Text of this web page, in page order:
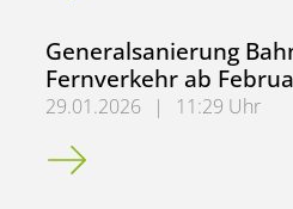
Generalsanierung
Fernverkehr ab
29.01.2026 |
11:29 Uhr
Generalsanierung